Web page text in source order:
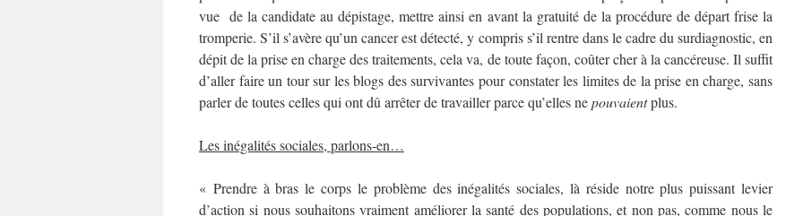
vue de la candidate au dépistage, mettre ainsi en avant la gratuité de la procédure de départ frise la
tromperie. S’il s’avère qu’un cancer est détecté, y compris s’il rentre dans le cadre du surdiagnostic, en
dépit de la prise en charge des traitements, cela va, de toute façon, coûter cher à la cancéreuse. Il suffit
d’aller faire un tour sur les blogs des survivantes pour constater les limites de la prise en charge, sans
parler de toutes celles qui ont dû arrêter de travailler parce qu’elles nepouvaientplus.
Les inégalités sociales, parlons-en…
« Prendre à bras le corps le problème des inégalités sociales, là réside notre plus puissant levier
d’action si nous souhaitons vraiment améliorer la santé des populations, et non pas, comme nous le